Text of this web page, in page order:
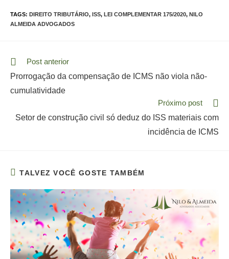
TAGS: DIREITO TRIBUTÁRIO, ISS, LEI COMPLEMENTAR 175/2020, NILO
ALMEIDA ADVOGADOS
Read
articles
Post anterior
Prorrogação da compensação de ICMS não viola não-
cumulatividade
Próximo post
Setor de construção civil só deduz do ISS materiais com
incidência de ICMS
TALVEZ VOCÊ GOSTE TAMBÉM